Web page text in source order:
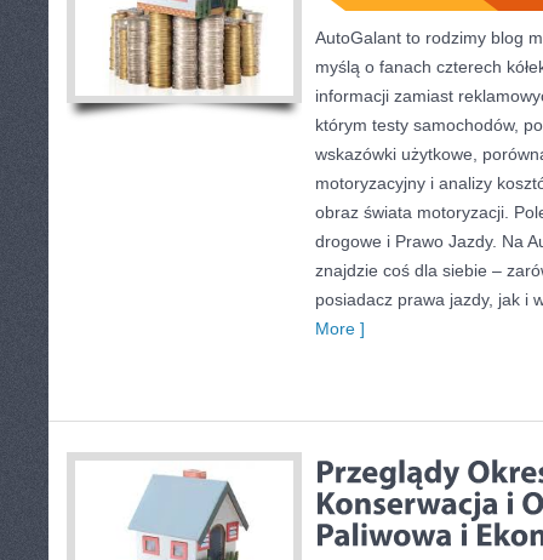
AutoGalant to rodzimy blog
myślą o fanach czterech
informacji zamiast
którym testy samochodów,
wskazówki użytkowe,
motoryzacyjny i analizy
obraz świata motoryzacji.
drogowe i Prawo Jazdy. Na
znajdzie coś dla siebie –
posiadacz prawa jazdy, jak i
More ]